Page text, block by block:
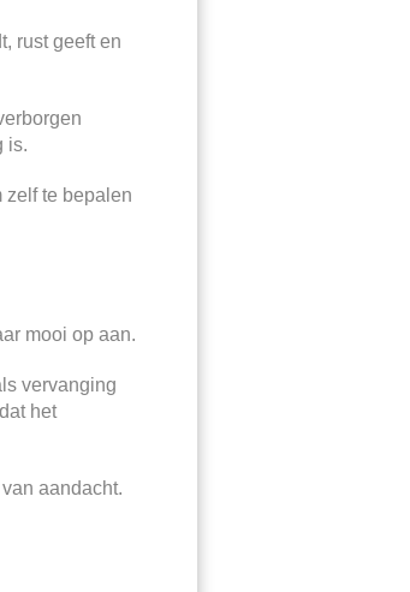
rust geeft en
is.
zelf te bepalen
mooi op aan.
vervanging
het
aandacht.